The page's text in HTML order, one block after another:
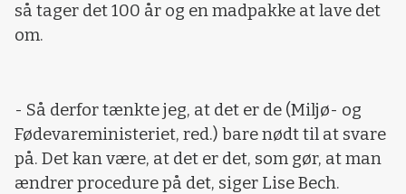
så tager det 100 år og en madpakke at lave det
om.
- Så derfor tænkte jeg, at det er de (Miljø- og
Fødevareministeriet, red.) bare nødt til at svare
på. Det kan være, at det er det, som gør, at man
ændrer procedure på det, siger Lise Bech.